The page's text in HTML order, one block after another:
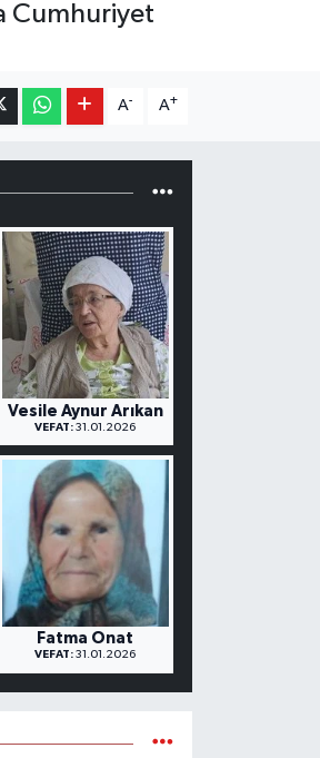
Cumhuriyet
A- A+
Vesile Aynur Arıkan
VEFAT: 31.01.2026
Fatma Onat
VEFAT: 31.01.2026